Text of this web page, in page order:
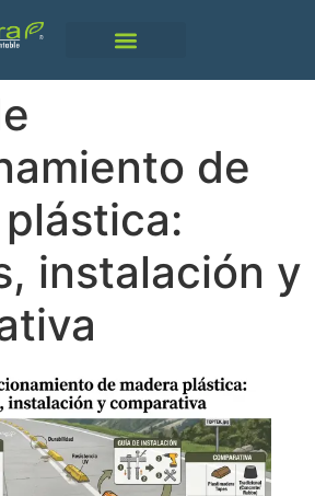
de
instalación y